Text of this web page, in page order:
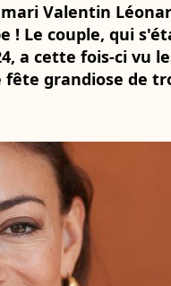
Valentin
! Le couple, qui
a cette fois-ci vu
grandiose de